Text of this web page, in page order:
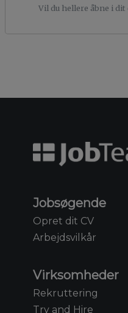
Vil du hellere åbne i
Jobsøgende
Opret dit CV
Arbejdsvilkår
Virksomheder
Rekruttering
Try and Hire